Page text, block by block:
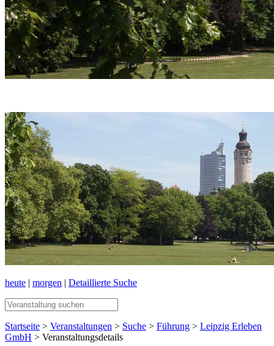
heute | morgen | Detaillierte Suche
Startseite > Veranstaltungen > Suche > Führung > Leipzig Erleben
GmbH > Veranstaltungsdetails